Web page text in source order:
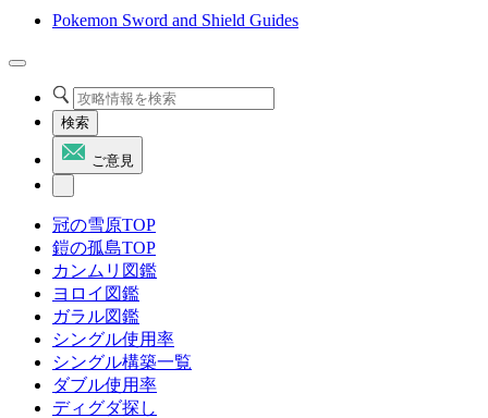
Pokemon Sword and Shield Guides
検索
ご意見
冠の雪原TOP
鎧の孤島TOP
カンムリ図鑑
ヨロイ図鑑
ガラル図鑑
シングル使用率
シングル構築一覧
ダブル使用率
ディグダ探し